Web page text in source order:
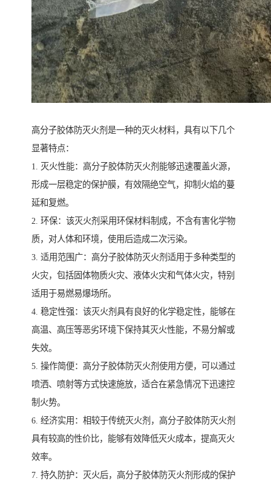
高分子胶体防灭火剂是一种的灭火材料，具有以下几个
显著特点：
1. 灭火性能：高分子胶体防灭火剂能够迅速覆盖火源，
形成一层稳定的保护膜，有效隔绝空气，抑制火焰的蔓
延和复燃。
2. 环保：该灭火剂采用环保材料制成，不含有害化学物
质，对人体和环境，使用后造成二次污染。
3. 适用范围广：高分子胶体防灭火剂适用于多种类型的
火灾，包括固体物质火灾、液体火灾和气体火灾，特别
适用于易燃易爆场所。
4. 稳定性强：该灭火剂具有良好的化学稳定性，能够在
高温、高压等恶劣环境下保持其灭火性能，不易分解或
失效。
5. 操作简便：高分子胶体防灭火剂使用方便，可以通过
喷洒、喷射等方式快速施放，适合在紧急情况下迅速控
制火势。
6. 经济实用：相较于传统灭火剂，高分子胶体防灭火剂
具有较高的性价比，能够有效降低灭火成本，提高灭火
效率。
7. 持久防护：灭火后，高分子胶体防灭火剂形成的保护